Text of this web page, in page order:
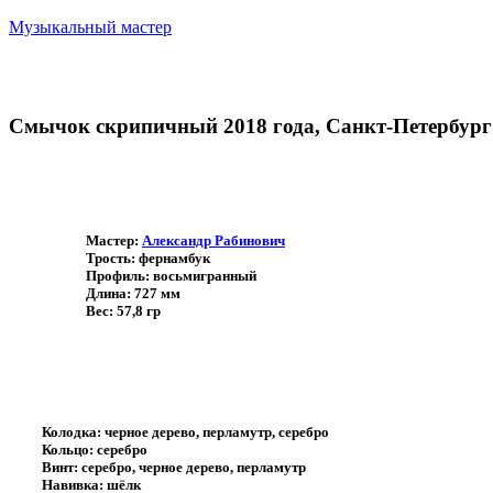
Музыкальный мастер
Смычок скрипичный 2018 года, Санкт-Петербург
Мастер: Александр Рабинович
Трость: фернамбук
Профиль: восьмигранный
Длина: 727 мм
Вес: 57,8 гр
Колодка: черное дерево, перламутр, серебро
Кольцо: серебро
Винт: серебро, черное дерево, перламутр
Навивка: шёлк